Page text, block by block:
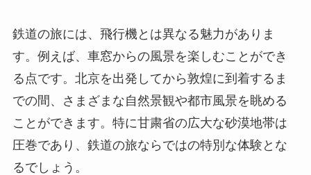
鉄道の旅には、飛行機とは異なる魅力がありま
す。例えば、車窓からの風景を楽しむことができ
る点です。北京を出発してから敦煌に到着するま
での間、さまざまな自然景観や都市風景を眺める
ことができます。特に甘粛省の広大な砂漠地帯は
圧巻であり、鉄道の旅ならではの特別な体験とな
るでしょう。